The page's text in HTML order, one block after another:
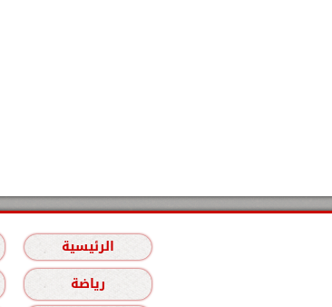
الرئيسية
رياضة